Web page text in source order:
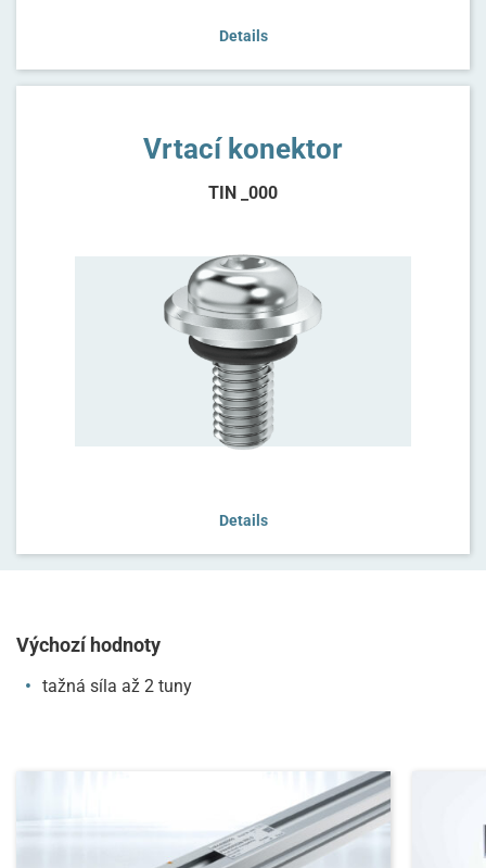
Details
Vrtací konektor
TIN _000
Details
Výchozí hodnoty
tažná síla až 2 tuny